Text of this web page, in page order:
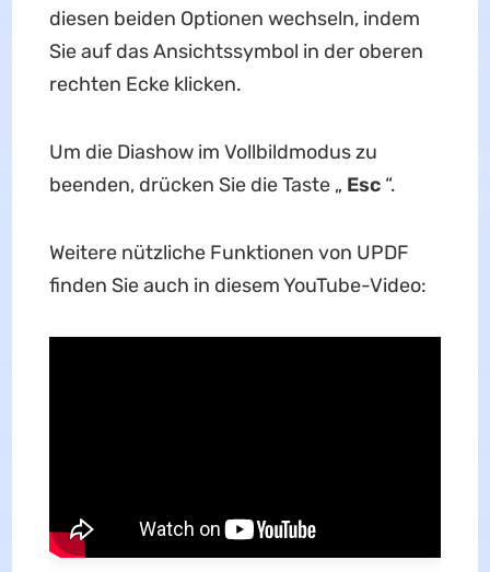
diesen beiden Optionen wechseln, indem
Sie auf das Ansichtssymbol in der oberen
rechten Ecke klicken.
Um die Diashow im Vollbildmodus zu
beenden, drücken Sie die Taste „ Esc“.
Weitere nützliche Funktionen von UPDF
finden Sie auch in diesem YouTube-Video: